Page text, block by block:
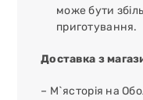
може бути
приготування.
Доставка з
– М`ясторія на